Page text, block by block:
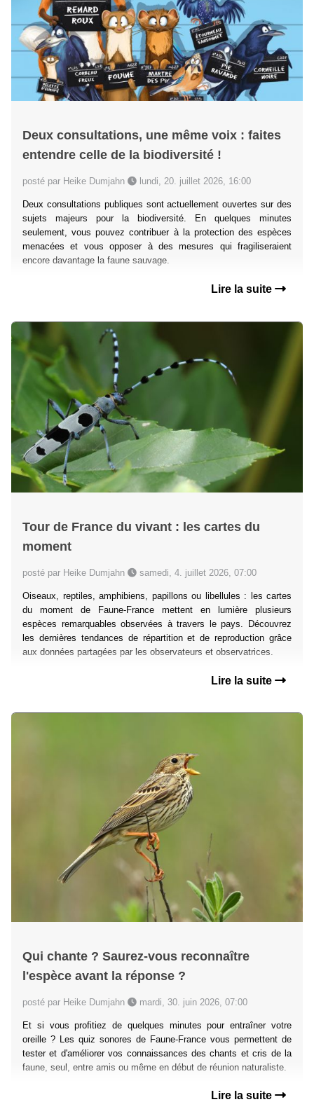
Deux consultations, une même voix : faites
entendre celle de la biodiversité !
posté par Heike Dumjahn lundi, 20. juillet 2026, 16:00
Deux consultations publiques sont actuellement ouvertes sur des
sujets majeurs pour la biodiversité. En quelques minutes
seulement, vous pouvez contribuer à la protection des espèces
menacées et vous opposer à des mesures qui fragiliseraient
encore davantage la faune sauvage.
Lire la suite
Tour de France du vivant : les cartes du
moment
posté par Heike Dumjahn samedi, 4. juillet 2026, 07:00
Oiseaux, reptiles, amphibiens, papillons ou libellules : les cartes
du moment de Faune-France mettent en lumière plusieurs
espèces remarquables observées à travers le pays. Découvrez
les dernières tendances de répartition et de reproduction grâce
aux données partagées par les observateurs et observatrices.
Lire la suite
Qui chante ? Saurez-vous reconnaître
l'espèce avant la réponse ?
posté par Heike Dumjahn mardi, 30. juin 2026, 07:00
Et si vous profitiez de quelques minutes pour entraîner votre
oreille ? Les quiz sonores de Faune-France vous permettent de
tester et d'améliorer vos connaissances des chants et cris de la
faune, seul, entre amis ou même en début de réunion naturaliste.
Lire la suite